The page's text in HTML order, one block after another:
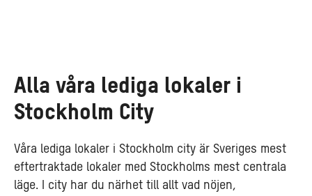
Alla våra lediga lokaler i
Stockholm City
Våra lediga lokaler i Stockholm city är Sveriges mest
eftertraktade lokaler med Stockholms mest centrala
läge. I city har du närhet till allt vad nöjen,